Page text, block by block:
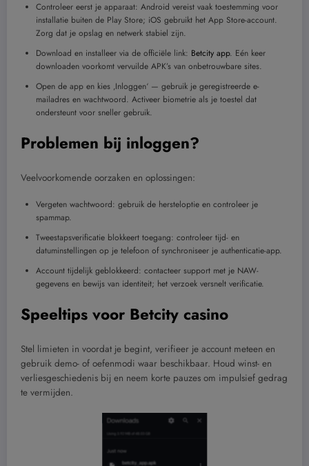
Controleer eerst je apparaat: Android vereist vaak toestemming voor
installatie buiten de Play Store; iOS gebruikt het App Store-account.
Zorg dat je opslag en netwerk stabiel zijn.
Download en installeer via de officiële link: Betcity app. Eén keer
downloaden voorkomt vervuilde APK’s van onbetrouwbare sites.
Open de app en kies ‚Inloggen‘ — gebruik je geregistreerde e-
mailadres en wachtwoord. Activeer biometrie als je toestel dat
ondersteunt voor sneller gebruik.
Problemen bij inloggen?
Veelvoorkomende oorzaken en oplossingen:
Vergeten wachtwoord: gebruik de hersteloptie en controleer je
spammap.
Tweestapsverificatie blokkeert toegang: controleer tijd- en
datuminstellingen op je telefoon of synchroniseer je authenticatie-app.
Account tijdelijk geblokkeerd: contacteer support met je NAW-
gegevens en bewijs van identiteit; het verzoek versnelt verificatie.
Speeltips voor Betcity casino
Stel limieten in voordat je begint, verifieer je account meteen en
gebruik demo- of oefenmodi waar beschikbaar. Houd winst- en
verliesgeschiedenis bij en neem korte pauzes om impulsief gedrag
te vermijden.